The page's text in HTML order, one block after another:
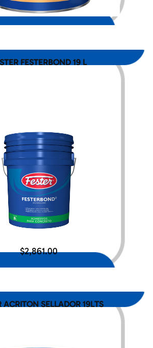
$4,644.00
FESTERBOND 19 L
$2,861.00
ACRITON SELLADOR 19LTS